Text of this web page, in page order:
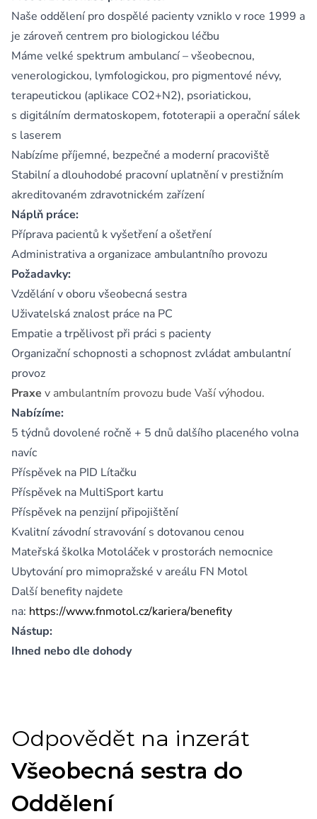
Naše oddělení pro dospělé pacienty vzniklo v roce 1999 a
je zároveň centrem pro biologickou léčbu
Máme velké spektrum ambulancí – všeobecnou,
venerologickou, lymfologickou, pro pigmentové névy,
terapeutickou (aplikace CO2+N2), psoriatickou,
s digitálním dermatoskopem, fototerapii a operační sálek
s laserem
Nabízíme příjemné, bezpečné a moderní pracoviště
Stabilní a dlouhodobé pracovní uplatnění v prestižním
akreditovaném zdravotnickém zařízení
Náplň práce:
Příprava pacientů k vyšetření a ošetření
Administrativa a organizace ambulantního provozu
Požadavky:
Vzdělání v oboru všeobecná sestra
Uživatelská znalost práce na PC
Empatie a trpělivost při práci s pacienty
Organizační schopnosti a schopnost zvládat ambulantní
provoz
Praxe v ambulantním provozu bude Vaší výhodou.
Nabízíme:
5 týdnů dovolené ročně + 5 dnů dalšího placeného volna
navíc
Příspěvek na PID Lítačku
Příspěvek na MultiSport kartu
Příspěvek na penzijní připojištění
Kvalitní závodní stravování s dotovanou cenou
Mateřská školka Motoláček v prostorách nemocnice
Ubytování pro mimopražské v areálu FN Motol
Další benefity najdete
na: https://www.fnmotol.cz/kariera/benefity
Nástup:
Ihned nebo dle dohody